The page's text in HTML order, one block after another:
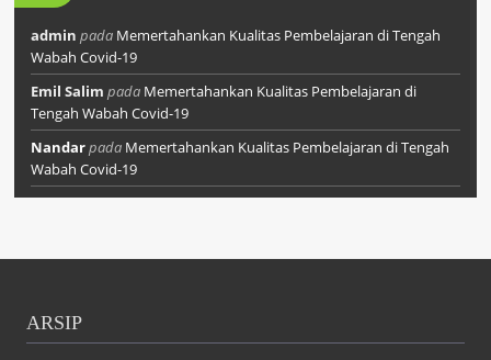
admin pada Memertahankan Kualitas Pembelajaran di Tengah
Wabah Covid-19
Emil Salim pada Memertahankan Kualitas Pembelajaran di
Tengah Wabah Covid-19
Nandarpada Memertahankan Kualitas Pembelajaran di Tengah
Wabah Covid-19
ARSIP